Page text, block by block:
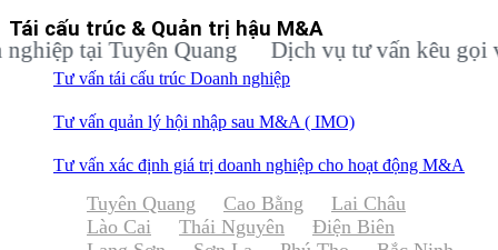
Tái cấu trúc & Quản trị hậu M&A
Tư vấn tái cấu trúc Doanh nghiệp
Tư vấn quản lý hội nhập sau M&A ( IMO)
Tư vấn xác định giá trị doanh nghiệp cho hoạt động M&A
tại Tuyên Quang Dịch vụ tư vấn kêu gọi vốn
Tuyên Quang Cao Bằng
Lai Châu
Lào Cai
Thái Nguyên
Điện Biên